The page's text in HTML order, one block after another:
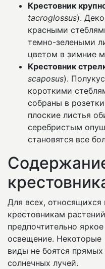
Крестовник
tacroglossus).
красными
темно-зелеными
цветом в зимние
Крестовник
scaposus).
короткими
собраны в
плоские листья
серебристым
становятся все
Для всех, относящихся
крестовникам
предпочтительно яркое
освещение. Некоторые
виды не боятся прямых
солнечных лучей.